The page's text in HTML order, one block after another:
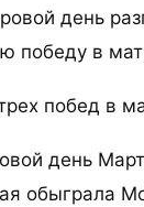
день
победу в
побед в
день
обыграла